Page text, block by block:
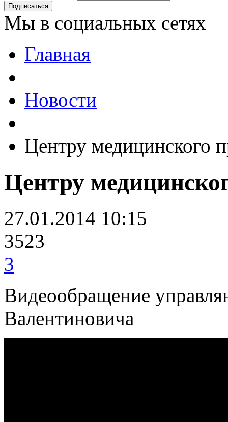
Подписаться
Мы в социальных сетях
Главная
Новости
Центру медицинского
Центру
27.01.2014 10:15
3523
3
Видеообращение
Валентиновича